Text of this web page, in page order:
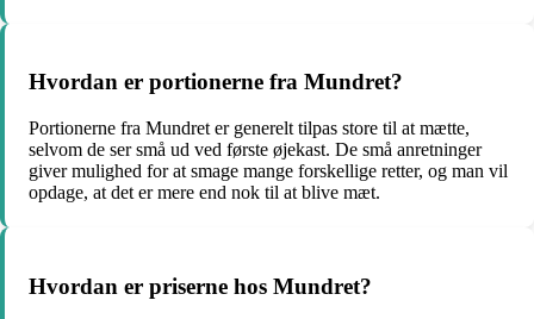
Hvordan er portionerne fra Mundret?
Portionerne fra Mundret er generelt tilpas store til at mætte,
selvom de ser små ud ved første øjekast. De små anretninger
giver mulighed for at smage mange forskellige retter, og man vil
opdage, at det er mere end nok til at blive mæt.
Hvordan er priserne hos Mundret?